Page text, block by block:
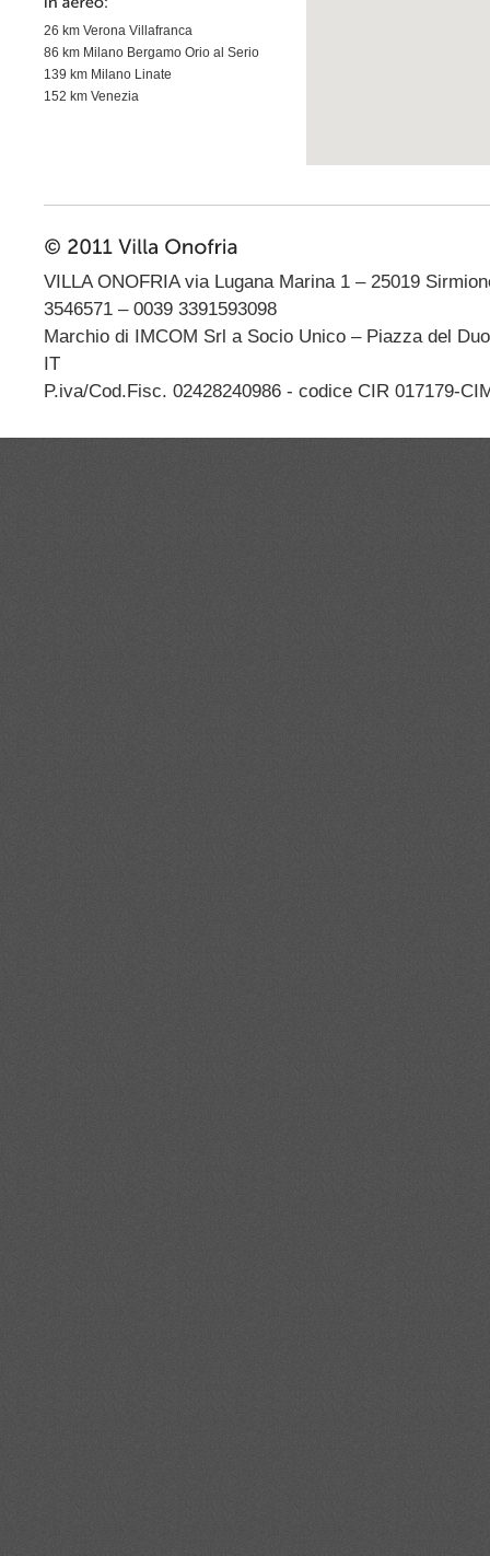
26 km Verona Villafranca
86 km Milano Bergamo Orio al Serio
139 km Milano Linate
152 km Venezia
VILLA ONOFRIA via Lugana Marina 1 – 25019
3546571 – 0039 3391593098
Marchio di IMCOM Srl a Socio Unico – Piazza del
IT
P.iva/Cod.Fisc. 02428240986 - codice CIR 017179-